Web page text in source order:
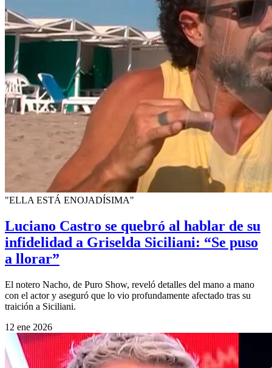
"ELLA ESTÁ ENOJADÍSIMA"
Luciano Castro se quebró al hablar de su
infidelidad a Griselda Siciliani: “Se puso
a llorar”
El notero Nacho, de Puro Show, reveló detalles del mano a mano
con el actor y aseguró que lo vio profundamente afectado tras su
traición a Siciliani.
12 ene 2026